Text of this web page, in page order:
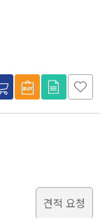
견적 요청